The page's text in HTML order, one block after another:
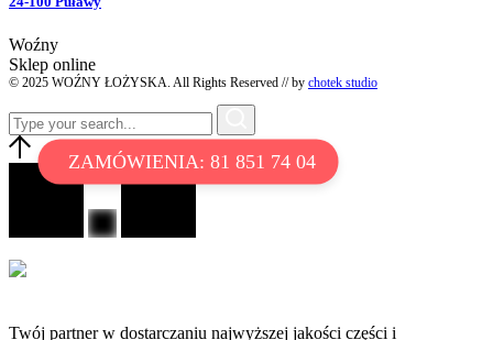
ZAMÓWIENIA: 81 851 74 04
Woźny
Sklep online
© 2025 WOŹNY ŁOŻYSKA. All Rights Reserved // by chotek studio
Twój partner w dostarczaniu najwyższej jakości części i